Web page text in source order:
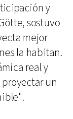
y
sostuvo
mejor
la habitan.
real y
un